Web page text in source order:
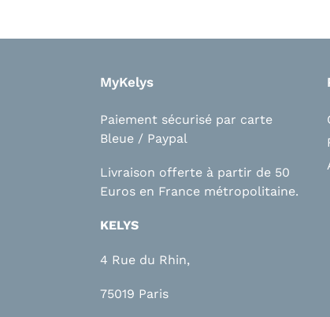
MyKelys
Paiement sécurisé par carte
Bleue / Paypal
Livraison offerte à partir de 50
Euros en France métropolitaine.
KELYS
4 Rue du Rhin,
75019 Paris